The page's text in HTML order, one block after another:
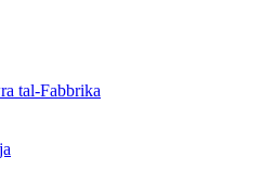
tal-Fabbrika